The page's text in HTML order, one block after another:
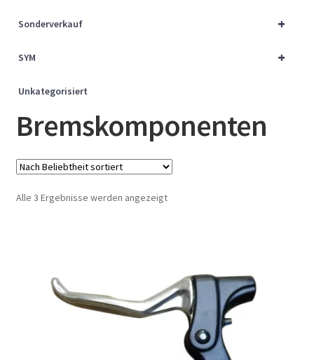
+
Sonderverkauf
+
SYM
Unkategorisiert
Bremskomponenten
Alle 3 Ergebnisse werden angezeigtNach